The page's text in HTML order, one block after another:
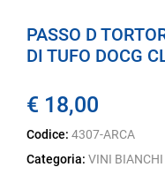
PASSO D
DI TUFO DOCG
€ 18,00
Codice: 4307-ARCA
Categoria: VINI